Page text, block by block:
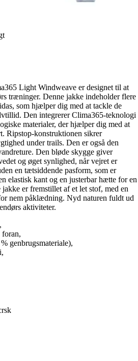
Light Windweave er designet til at
træninger. Denne jakke indeholder flere
som hjælper dig med at tackle de
Den integrerer Clima365-teknologi
materialer, der hjælper dig med at
Ripstop-konstruktionen sikrer
under trails. Den er også den
Den bløde skygge giver
og øget synlighed, når vejret er
en tætsiddende pasform, som er
elastisk kant og en justerbar hætte for en
er fremstillet af et let stof, med en
nem påklædning. Nyd naturen fuldt ud
aktiviteter.
foran,
genbrugsmateriale),